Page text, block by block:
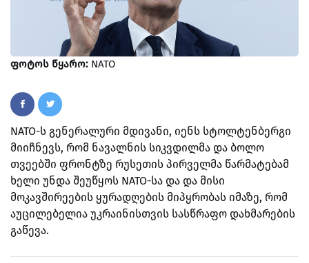
ფოტოს წყარო: NATO
NATO-ს გენერალური მდივანი, იენს სტოლტენბერგი
მიიჩნევს, რომ ნავალნის სიკვდილმა და ბოლო
თვეებში ფრონტზე რუსეთის პირველმა წარმატებამ
ხელი უნდა შეუწყოს NATO-სა და და მისი
მოკავშირეების ყურადღების მიპყრობას იმაზე, რომ
აუცილებელია უკრაინისთვის სასწრაფო დახმარების
გაწევა.